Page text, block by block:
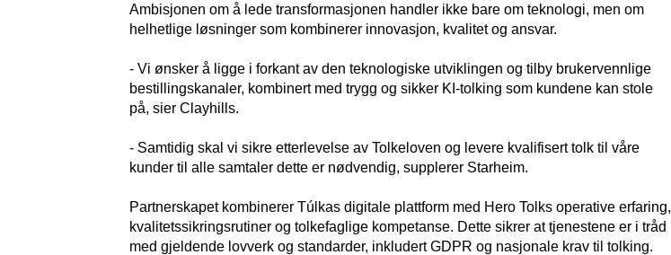
Ambisjonen om å lede transformasjonen handler ikke bare om teknologi, men om
helhetlige løsninger som kombinerer innovasjon, kvalitet og ansvar.
- Vi ønsker å ligge i forkant av den teknologiske utviklingen og tilby brukervennlige
bestillingskanaler, kombinert med trygg og sikker KI-tolking som kundene kan stole
på, sier Clayhills.
- Samtidig skal vi sikre etterlevelse av Tolkeloven og levere kvalifisert tolk til våre
kunder til alle samtaler dette er nødvendig, supplerer Starheim.
Partnerskapet kombinerer Túlkas digitale plattform med Hero Tolks operative erfaring,
kvalitetssikringsrutiner og tolkefaglige kompetanse. Dette sikrer at tjenestene er i tråd
med gjeldende lovverk og standarder, inkludert GDPR og nasjonale krav til tolking.